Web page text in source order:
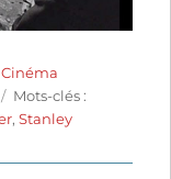
Cinéma
Étiquettes
Mots-clés :
,Stanley